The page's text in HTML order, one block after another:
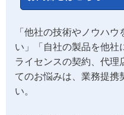
「他社の技術やノウハ
い」「自社の製品を他社
ライセンスの契約、代理
てのお悩みは、業務提携
い。